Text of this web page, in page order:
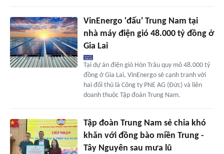
VinEnergo 'đấu' Trung Nam tại
nhà máy điện gió 48.000 tỷ đồng ở
Gia Lai
Tại dự án điện gió Hòn Trâu quy mô 48.000 tỷ
đồng ở Gia Lai, VinEnergo sẽ cạnh tranh với
hai đối thủ là Công ty PNE AG (Đức) và liên
doanh thuộc Tập đoàn Trung Nam.
Tập đoàn Trung Nam sẻ chia khó
khăn với đồng bào miền Trung -
Tây Nguyên sau mưa lũ